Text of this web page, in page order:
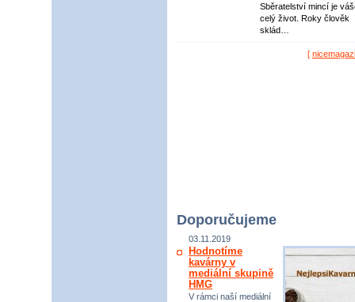
Sběratelství mincí je
celý život. Roky člověk
sklád…
[
Doporučujeme
03.11.2019
Hodnotíme
kavárny v
mediální skupině
HMG
V rámci naší mediální